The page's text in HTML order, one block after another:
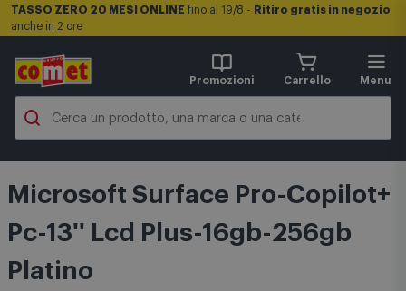
TASSO ZERO 20 MESI ONLINE fino al 19/8 - Ritiro gratis in negozio
anche in 2 ore
Promozioni Carrello Menu
Microsoft Surface Pro-Copilot+
Pc-13'' Lcd Plus-16gb-256gb
Platino